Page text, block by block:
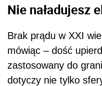
Nie naładujesz
Brak prądu w XXI
mówiąc – dość
zastosowany do
dotyczy nie tylko